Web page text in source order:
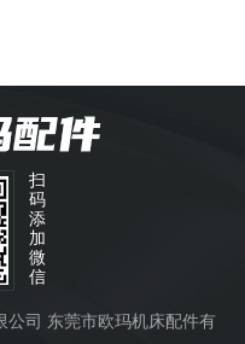
扫
码
添
加
微
信
公司 东莞市欧玛机床配件有